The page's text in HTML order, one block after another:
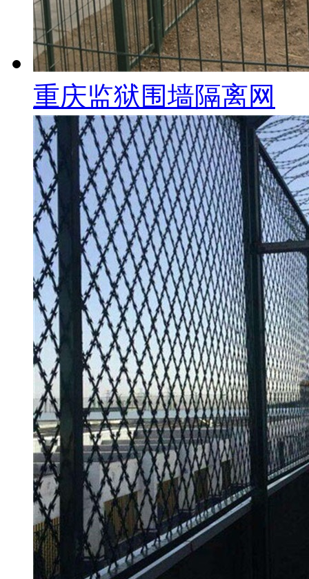
重庆监狱围墙隔离网